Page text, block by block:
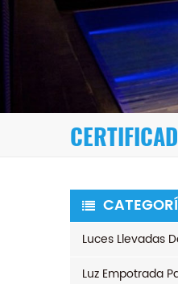
Luces Llevadas
Luz Empotrada